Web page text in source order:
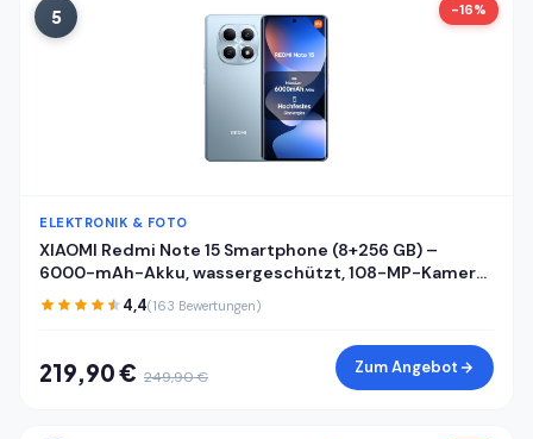
5 -16%
ELEKTRONIK & FOTO
XIAOMI Redmi Note 15 Smartphone (8+256 GB) –
6000-mAh-Akku, wassergeschützt, 108-MP-Kamera,
6,77" FHD+ Display, Gletscherblau, 2 Jahre Garantie
4,4(163 Bewertungen)
219,90 € 249,90 € Zum Angebot